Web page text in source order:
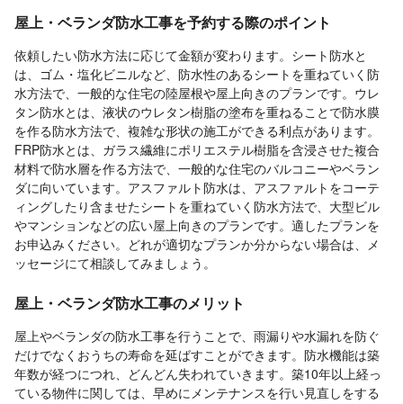
屋上・ベランダ防水工事を予約する際のポイント
依頼したい防水方法に応じて金額が変わります。シート防水と
は、ゴム・塩化ビニルなど、防水性のあるシートを重ねていく防
水方法で、一般的な住宅の陸屋根や屋上向きのプランです。ウレ
タン防水とは、液状のウレタン樹脂の塗布を重ねることで防水膜
を作る防水方法で、複雑な形状の施工ができる利点があります。
FRP防水とは、ガラス繊維にポリエステル樹脂を含浸させた複合
材料で防水層を作る方法で、一般的な住宅のバルコニーやベラン
ダに向いています。アスファルト防水は、アスファルトをコーテ
ィングしたり含ませたシートを重ねていく防水方法で、大型ビル
やマンションなどの広い屋上向きのプランです。適したプランを
お申込みください。どれが適切なプランか分からない場合は、メ
ッセージにて相談してみましょう。
屋上・ベランダ防水工事のメリット
屋上やベランダの防水工事を行うことで、雨漏りや水漏れを防ぐ
だけでなくおうちの寿命を延ばすことができます。防水機能は築
年数が経つにつれ、どんどん失われていきます。築10年以上経っ
ている物件に関しては、早めにメンテナンスを行い見直しをする